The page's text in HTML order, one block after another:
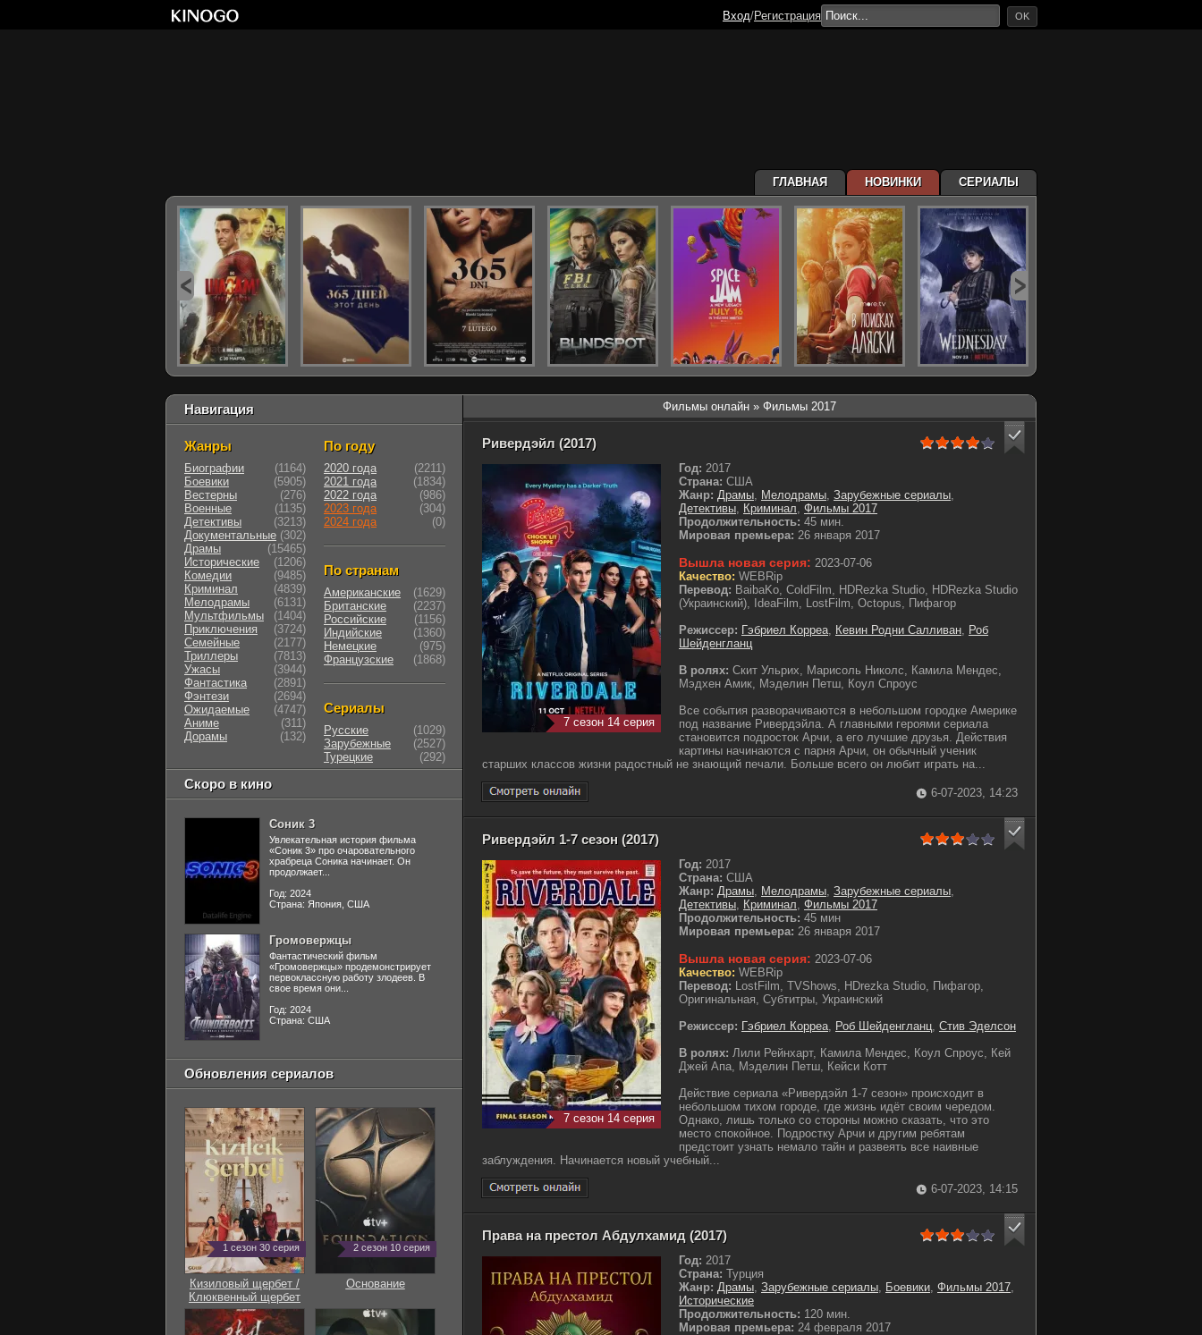
Фильмы онлайн » Фильмы 2017
Ривердэйл (2017)
7 сезон 14 серия
Год: 2017
Страна: США
Жанр: Драмы, Мелодрамы, Зарубежные сериалы,
Детективы, Криминал, Фильмы 2017
Продолжительность: 45 мин.
Мировая премьера: 26 января 2017
Вышла новая серия: 2023-07-06
Качество: WEBRip
Перевод: BaibaKo, ColdFilm, HDRezka Studio, HDRezka Studio
(Украинский), IdeaFilm, LostFilm, Octopus, Пифагор
Режиссер: Гэбриел Корреа, Кевин Родни Салливан, Роб
Шейденгланц
В ролях: Скит Ульрих, Марисоль Николс, Камила Мендес,
Мэдхен Амик, Мэделин Петш, Коул Спроус
Все события разворачиваются в небольшом городке Америке
под название Ривердэйла. А главными героями сериала
становится подросток Арчи, а его лучшие друзья. Действия
картины начинаются с парня Арчи, он обычный ученик
старших классов жизни радостный не знающий печали. Больше всего он любит играть на...
6-07-2023, 14:23
Ривердэйл 1-7 сезон (2017)
7 сезон 14 серия
Год: 2017
Страна: США
Жанр: Драмы, Мелодрамы, Зарубежные сериалы,
Детективы, Криминал, Фильмы 2017
Продолжительность: 45 мин
Мировая премьера: 26 января 2017
Вышла новая серия: 2023-07-06
Качество: WEBRip
Перевод: LostFilm, TVShows, HDrezka Studio, Пифагор,
Оригинальная, Субтитры, Украинский
Режиссер: Гэбриел Корреа, Роб Шейденгланц, Стив Эделсон
В ролях: Лили Рейнхарт, Камила Мендес, Коул Спроус, Кей
Джей Апа, Мэделин Петш, Кейси Котт
Действие сериала «Ривердэйл 1-7 сезон» происходит в
небольшом тихом городе, где жизнь идёт своим чередом.
Однако, лишь только со стороны можно сказать, что это
место спокойное. Подростку Арчи и другим ребятам
предстоит узнать немало тайн и развеять все наивные
заблуждения. Начинается новый учебный...
6-07-2023, 14:15
Права на престол Абдулхамид (2017)
Год: 2017
Страна: Турция
Жанр: Драмы, Зарубежные сериалы, Боевики, Фильмы 2017,
Исторические
Продолжительность: 120 мин.
Мировая премьера: 24 февраля 2017
Навигация
Жанры
Биографии
(1164)
Боевики
(5905)
Вестерны
(276)
Военные
(1135)
Детективы
(3213)
Документальные (302)
Драмы
(15465)
Исторические
(1206)
Комедии
(9485)
Криминал
(4839)
Мелодрамы
(6131)
Мультфильмы
(1404)
Приключения
(3724)
Семейные
(2177)
Триллеры
(7813)
Ужасы
(3944)
Фантастика
(2891)
Фэнтези
(2694)
Ожидаемые
(4747)
Аниме
(311)
Дорамы
(132)
По году
2020 года
(2211)
2021 года
(1834)
2022 года
(986)
2023 года
(304)
2024 года
(0)
По странам
Американские
(1629)
Британские
(2237)
Российские
(1156)
Индийские
(1360)
Немецкие
(975)
Французские
(1868)
Сериалы
Русские
(1029)
Зарубежные
(2527)
Турецкие
(292)
Скоро в кино
Соник 3
Увлекательная история фильма
«Соник 3» про очаровательного
храбреца Соника начинает. Он
продолжает...
Год: 2024
Страна: Япония, США
Громовержцы
Фантастический фильм
«Громовержцы» продемонстрирует
первоклассную работу злодеев. В
свое время они...
Год: 2024
Страна: США
Обновления сериалов
1 сезон 30 серия
Кизиловый щербет /
Клюквенный щербет
2 сезон 10 серия
Основание
ГЛАВНАЯ НОВИНКИ СЕРИАЛЫ
Вход/Регистрация OK